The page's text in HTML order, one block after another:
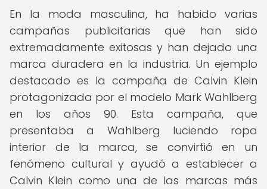
En la moda masculina, ha habido varias
campañas publicitarias que han sido
extremadamente exitosas y han dejado una
marca duradera en la industria. Un ejemplo
destacado es la campaña de Calvin Klein
protagonizada por el modelo Mark Wahlberg
en los años 90. Esta campaña, que
presentaba a Wahlberg luciendo ropa
interior de la marca, se convirtió en un
fenómeno cultural y ayudó a establecer a
Calvin Klein como una de las marcas más